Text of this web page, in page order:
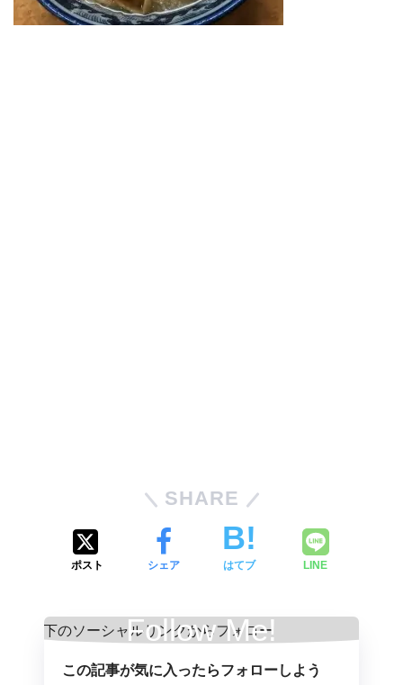
SHARE
ポスト シェア はてブ LINE
Follow Me!
この記事が気に入ったらフォローしよう